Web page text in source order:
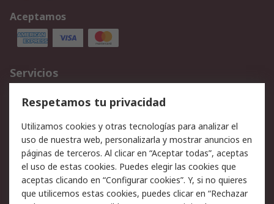
Aceptamos
Servicios
Cómo realizar pedidos
Devoluciones
Facturación y pago
Ofertas
Soporte técnico
Legal
Aviso legal
Política de privacidad -
Actualizada
Respetamos tu privacidad
Utilizamos cookies y otras tecnologías para analizar el
uso de nuestra web, personalizarla y mostrar anuncios en
páginas de terceros. Al clicar en “Aceptar todas”, aceptas
el uso de estas cookies. Puedes elegir las cookies que
aceptas clicando en “Configurar cookies”. Y, si no quieres
que utilicemos estas cookies, puedes clicar en “Rechazar